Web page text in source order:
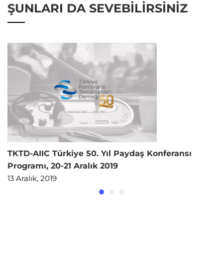
ŞUNLARI DA SEVEBILIRSINIZ
TKTD-AIIC Türkiye 50. Yıl Paydaş Konferansı
Programı, 20-21 Aralık 2019
13 Aralık, 2019